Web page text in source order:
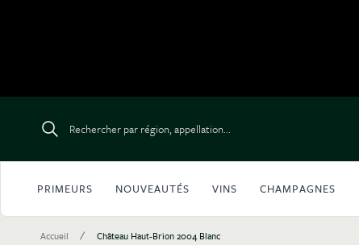
Rechercher par région, appellation...
PRIMEURS NOUVEAUTÉS VINS CHAMPAGNES
Accueil / Château Haut-Brion 2004 Blanc